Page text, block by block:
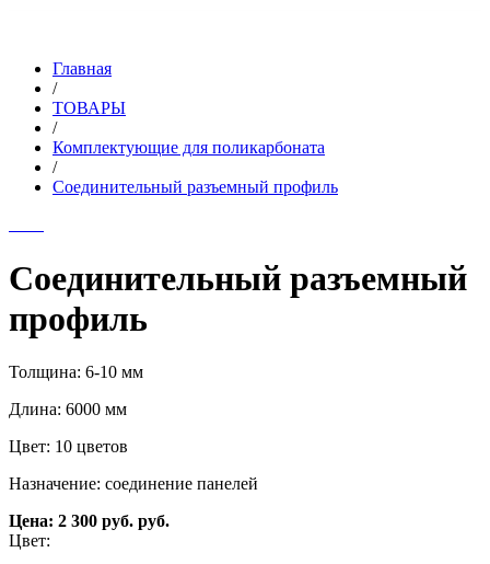
Главная
/
ТОВАРЫ
/
Комплектующие для поликарбоната
/
Соединительный разъемный профиль
Соединительный разъемный
профиль
Толщина: 6-10 мм
Длина: 6000 мм
Цвет: 10 цветов
Назначение: соединение панелей
Цена: 2 300 руб. руб.
Цвет: